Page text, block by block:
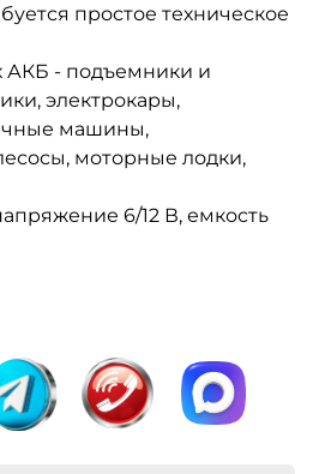
простое техническое
АКБ - подъемники и
электрокары,
машины,
моторные лодки,
6/12 В, емкость